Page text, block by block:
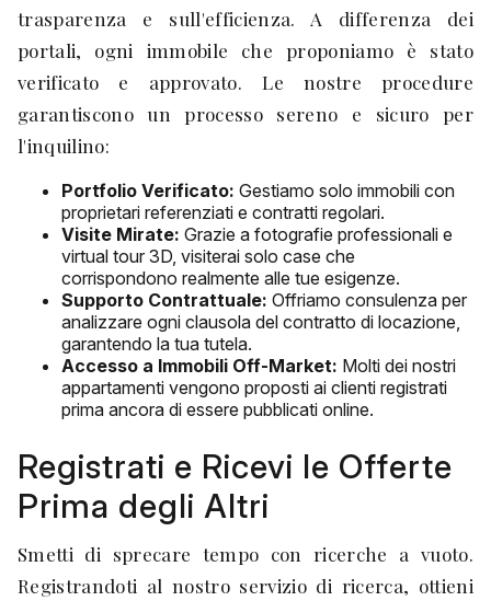
trasparenza e sull'efficienza. A differenza dei
portali, ogni immobile che proponiamo è stato
verificato e approvato. Le nostre procedure
garantiscono un processo sereno e sicuro per
l'inquilino:
Portfolio Verificato: Gestiamo solo immobili con
proprietari referenziati e contratti regolari.
Visite Mirate: Grazie a fotografie professionali e
virtual tour 3D, visiterai solo case che
corrispondono realmente alle tue esigenze.
Supporto Contrattuale: Offriamo consulenza per
analizzare ogni clausola del contratto di locazione,
garantendo la tua tutela.
Accesso a Immobili Off-Market: Molti dei nostri
appartamenti vengono proposti ai clienti registrati
prima ancora di essere pubblicati online.
Registrati e Ricevi le Offerte
Prima degli Altri
Smetti di sprecare tempo con ricerche a vuoto.
Registrandoti al nostro servizio di ricerca, ottieni